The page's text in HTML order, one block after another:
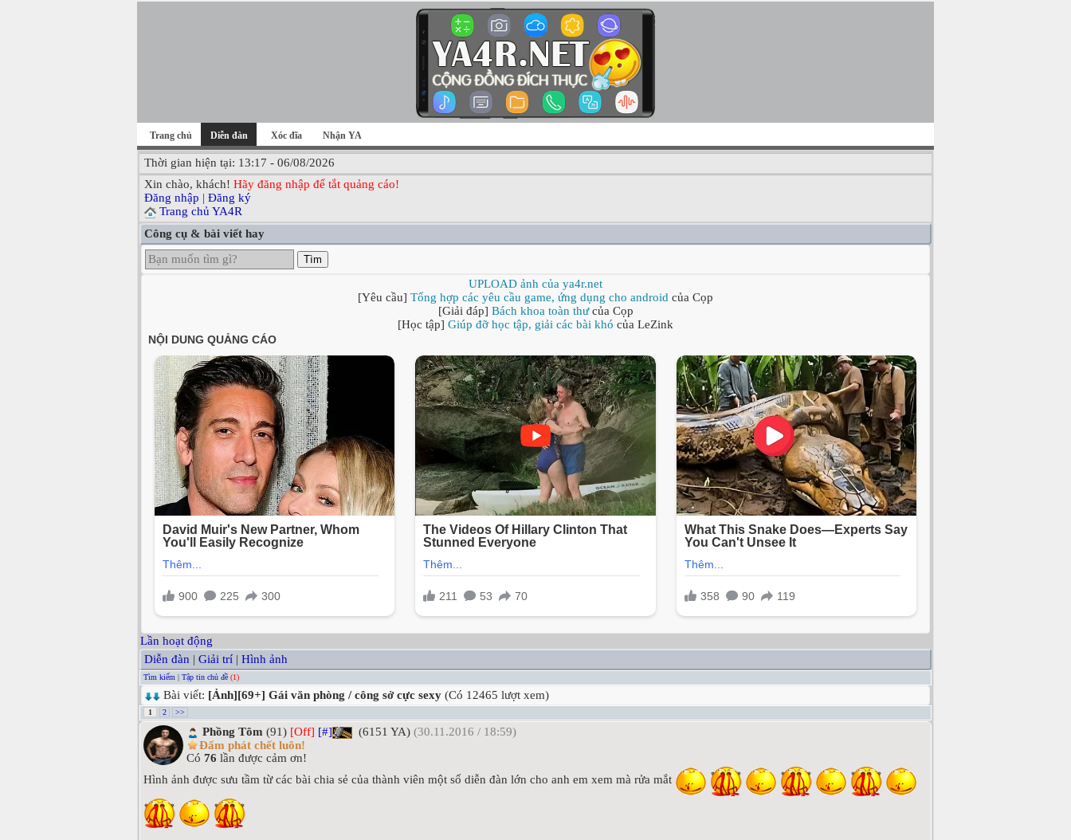
Trang chủ Diễn đàn Xóc đĩa Nhận YA
Thời gian hiện tại: 13:17 - 06/08/2026
Xin chào, khách! Hãy đăng nhập để tắt quảng cáo!
Đăng nhập | Đăng ký
Trang chủ YA4R
Công cụ & bài viết hay
Tìm
UPLOAD ảnh của ya4r.net
[Yêu cầu] Tổng hợp các yêu cầu game, ứng dụng cho android của Cọp
[Giải đáp] Bách khoa toàn thưcủa Cọp
[Học tập] Giúp đỡ học tập, giải các bài khó của LeZink
Lần hoạt động
Diễn đàn | Giải trí | Hình ảnh
Tìm kiếm | Tập tin chủ đề (1)
Bài viết: [Ảnh][69+] Gái văn phòng / công sở cực sexy (Có 12465 lượt xem)
1 2 >>
Phồng Tôm (91) [Off] [#] (6151 YA) (30.11.2016 / 18:59)
Đấm phát chết luôn!
Có 76 lần được cảm ơn!
Hình ảnh được sưu tầm từ các bài chia sẻ của thành viên một số diễn đàn lớn cho anh em xem mà rửa mắt